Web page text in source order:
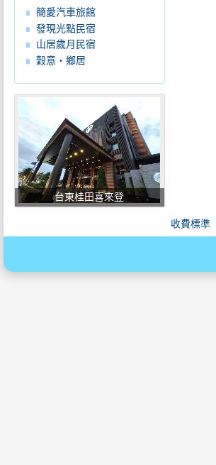
簡愛汽車旅館
發現光點民宿
山居歲月民宿
穀意‧鄉居
台東桂田喜來登
收費標準